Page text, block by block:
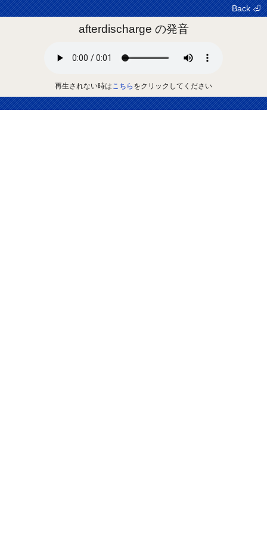
Back ⏎
afterdischarge の発音
再生されない時はこちら をクリックしてください